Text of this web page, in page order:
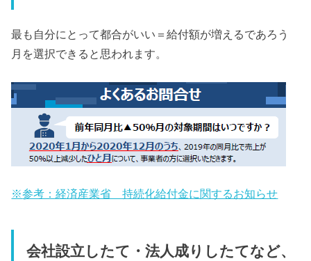
最も自分にとって都合がいい＝給付額が増えるであろう
月を選択できると思われます。
※参考：経済産業省 持続化給付金に関するお知らせ
会社設立したて・法人成りしたてなど、